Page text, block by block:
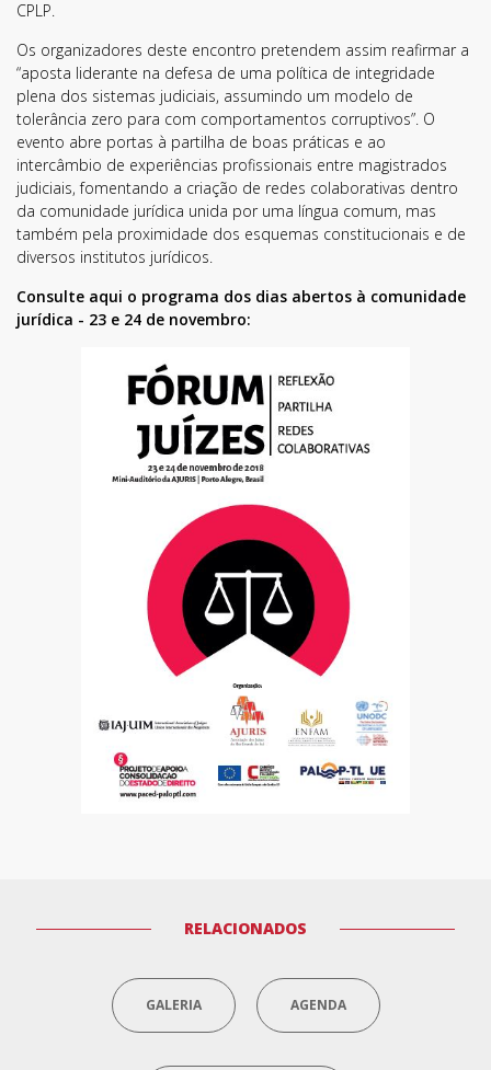
CPLP.
Os organizadores deste encontro pretendem assim reafirmar a
“aposta liderante na defesa de uma política de integridade
plena dos sistemas judiciais, assumindo um modelo de
tolerância zero para com comportamentos corruptivos”. O
evento abre portas à partilha de boas práticas e ao
intercâmbio de experiências profissionais entre magistrados
judiciais, fomentando a criação de redes colaborativas dentro
da comunidade jurídica unida por uma língua comum, mas
também pela proximidade dos esquemas constitucionais e de
diversos institutos jurídicos.
Consulte aqui o programa dos dias abertos à comunidade
jurídica - 23 e 24 de novembro:
RELACIONADOS
GALERIA AGENDA
Newsletter!
Fique sempre a par de todas as novidades!
Li e aceito osTermos de Utilização